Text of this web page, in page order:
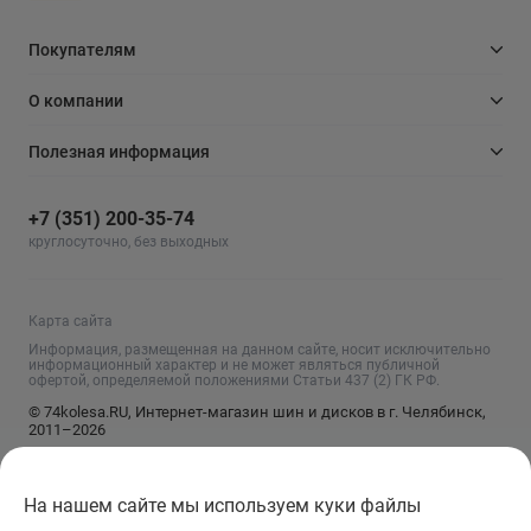
Покупателям
О компании
Полезная информация
+7 (351) 200-35-74
круглосуточно, без выходных
Карта сайта
Информация, размещенная на данном сайте, носит исключительно
информационный характер и не может являться публичной
офертой, определяемой положениями Статьи 437 (2) ГК РФ.
© 74kolesa.RU, Интернет-магазин шин и дисков в г. Челябинск,
2011–2026
На нашем сайте мы используем куки файлы